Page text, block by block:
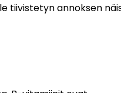
tiivistetyn annoksen